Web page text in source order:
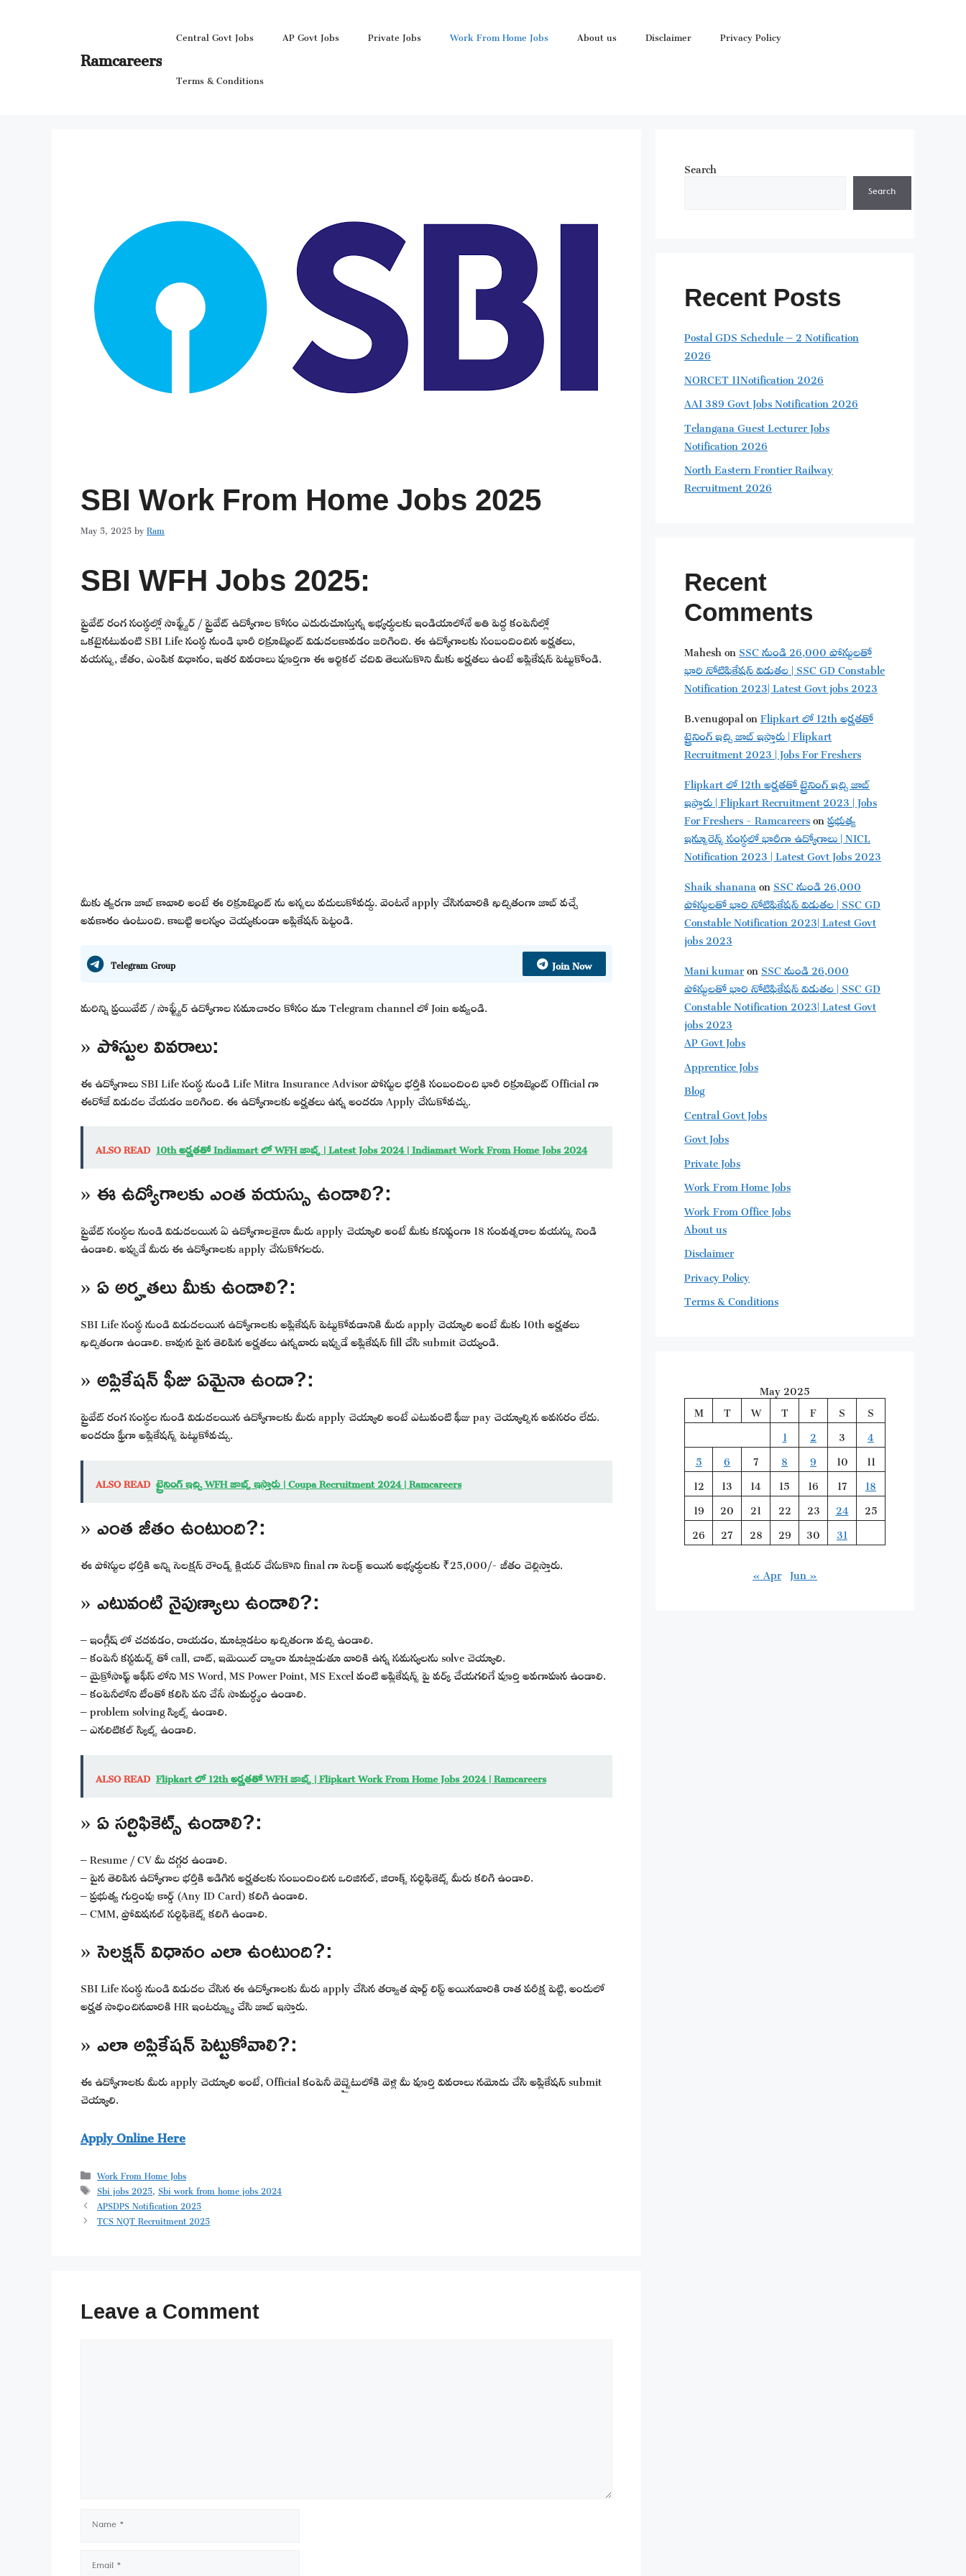
Ramcareers
Central Govt Jobs AP Govt Jobs Private Jobs Work From Home Jobs About us Disclaimer
Privacy Policy
Terms & Conditions
SBI Work From Home Jobs 2025
May 5, 2025byRam
SBI WFH Jobs 2025:
ప్రైవేట్ రంగ సంస్థల్లో సాఫ్ట్వేర్ / ప్రైవేట్ ఉద్యోగాల కోసం ఎదురుచూస్తున్న అభ్యర్థులకు ఇండియాలోనే అతి పెద్ద కంపెనీల్లో
ఒకటైనటువంటి SBI Life సంస్థ నుండి భారీ రిక్రూట్మెంట్ విడుదలకావడం జరిగింది. ఈ ఉద్యోగాలకు సంబందించిన అర్హతలు,
వయస్సు, జీతం, ఎంపిక విధానం, ఇతర వివరాలు పూర్తిగా ఈ ఆర్టికల్ చదివి తెలుసుకొని మీకు అర్హతలు ఉంటే అప్లికేషన్ పెట్టుకోండి.
మీకు త్వరగా జాబ్ కావాలి అంటే ఈ రిక్రూట్మెంట్ ను అస్సలు వదులుకోవద్దు. వెంటనే apply చేసినవారికి ఖచ్చితంగా జాబ్ వచ్చే
అవకాశం ఉంటుంది. కాబట్టి ఆలస్యం చెయ్యకుండా అప్లికేషన్ పెట్టండి.
Telegram Group Join Now
మరిన్ని ప్రయివేట్ / సాఫ్ట్వేర్ ఉద్యోగాల సమాచారం కోసం మా Telegram channel లో Join అవ్వండి.
» పోస్టుల వివరాలు:
ఈ ఉద్యోగాలు SBI Life సంస్థ నుండి Life Mitra Insurance Advisor పోస్టుల భర్తీకి సంబందించి భారీ రిక్రూట్మెంట్ Official గా
ఈరోజే విడుదల చేయడం జరిగింది. ఈ ఉద్యోగాలకు అర్హతలు ఉన్న అందరూ Apply చేసుకోవచ్చు.
ALSO READ 10th అర్హతతో Indiamart లో WFH జాబ్స్ | Latest Jobs 2024 | Indiamart Work From Home Jobs 2024
» ఈ ఉద్యోగాలకు ఎంత వయస్సు ఉండాలి?:
ప్రైవేట్ సంస్థల నుండి విడుదలయిన ఏ ఉద్యోగాలకైనా మీరు apply చెయ్యాలి అంటే మీకు కనిష్టంగా 18 సంవత్సరాల వయస్సు నిండి
ఉండాలి. అప్పుడే మీరు ఈ ఉద్యోగాలకు apply చేసుకోగలరు.
» ఏ అర్హతలు మీకు ఉండాలి?:
SBI Life సంస్థ నుండి విడుదలయిన ఉద్యోగాలకు అప్లికేషన్ పెట్టుకోవడానికి మీరు apply చెయ్యాలి అంటే మీకు 10th అర్హతలు
ఖచ్చితంగా ఉండాలి. కావున పైన తెలిపిన అర్హతలు ఉన్నవారు ఇప్పుడే అప్లికేషన్ fill చేసి submit చెయ్యండి.
» అప్లికేషన్ ఫీజు ఏమైనా ఉందా?:
ప్రైవేట్ రంగ సంస్థల నుండి విడుదలయిన ఉద్యోగాలకు మీరు apply చెయ్యాలి అంటే ఎటువంటి ఫీజు pay చెయ్యాల్సిన అవసరం లేదు.
అందరూ ఫ్రీగా అప్లికేషన్స్ పెట్టుకోవచ్చు.
ALSO READ ట్రైనింగ్ ఇచ్చి WFH జాబ్స్ ఇస్తారు | Coupa Recruitment 2024 | Ramcareers
» ఎంత జీతం ఉంటుంది?:
ఈ పోస్టుల భర్తీకి అన్ని సెలక్షన్ రౌండ్స్ క్లియర్ చేసుకొని final గా సెలక్ట్ అయిన అభ్యర్థులకు ₹25,000/- జీతం చెల్లిస్తారు.
» ఎటువంటి నైపుణ్యాలు ఉండాలి?:
– ఇంగ్లీష్ లో చదవడం, రాయడం, మాట్లాడటం ఖచ్చితంగా వచ్చి ఉండాలి.
– కంపెనీ కస్టమర్స్ తో call, చాట్, ఇమెయిల్ ద్వారా మాట్లాడుతూ వారికి ఉన్న సమస్యలను solve చెయ్యాలి.
– మైక్రోసాఫ్ట్ ఆఫీస్ లోని MS Word, MS Power Point, MS Excel వంటి అప్లికేషన్స్ పై వర్క్ చేయగలిగే పూర్తి అవగాహన ఉండాలి.
– కంపెనీలోని టీంతో కలిసి పని చేసే సామర్ధ్యం ఉండాలి.
– problem solving స్కిల్స్ ఉండాలి.
– ఎనలిటికల్ స్కిల్స్ ఉండాలి.
ALSO READ Flipkart లో 12th అర్హతతో WFH జాబ్స్ | Flipkart Work From Home Jobs 2024 | Ramcareers
» ఏ సర్టిఫికెట్స్ ఉండాలి?:
– Resume / CV మీ దగ్గర ఉండాలి.
– పైన తెలిపిన ఉద్యోగాల భర్తీకి అడిగిన అర్హతలకు సంబందించిన ఒరిజినల్, జిరాక్స్ సర్టిఫికెట్స్ మీరు కలిగి ఉండాలి.
– ప్రభుత్వ గుర్తింపు కార్డ్ (Any ID Card) కలిగి ఉండాలి.
– CMM, ప్రోవిషనల్ సర్టిఫికెట్స్ కలిగి ఉండాలి.
» సెలక్షన్ విధానం ఎలా ఉంటుంది?:
SBI Life సంస్థ నుండి విడుదల చేసిన ఈ ఉద్యోగాలకు మీరు apply చేసిన తర్వాత షార్ట్ లిస్ట్ అయినవారికి రాత పరీక్ష పెట్టి, అందులో
అర్హత సాధించినవారికి HR ఇంటర్వ్యూ చేసి జాబ్ ఇస్తారు.
» ఎలా అప్లికేషన్ పెట్టుకోవాలి?:
ఈ ఉద్యోగాలకు మీరు apply చెయ్యాలి అంటే, Official కంపెనీ వెబ్సైటులోకి వెళ్లి మీ పూర్తి వివరాలు నమోదు చేసి అప్లికేషన్ submit
చెయ్యాలి.
Apply Online Here
Categories
Work From Home Jobs
Tags
Sbi jobs 2025,Sbi work from home jobs 2024
APSDPS Notification 2025
TCS NQT Recruitment 2025
Leave a Comment
Name
Email
Search
Search
Recent Posts
Postal GDS Schedule – 2 Notification
2026
NORCET 11Notification 2026
AAI 389 Govt Jobs Notification 2026
Telangana Guest Lecturer Jobs
Notification 2026
North Eastern Frontier Railway
Recruitment 2026
Recent
Comments
MaheshonSSC నుండి 26,000 పోస్టులతో
భారి నోటిఫికేషన్ విడుతల | SSC GD Constable
Notification 2023| Latest Govt jobs 2023
B.venugopalonFlipkart లో 12th అర్హతతో
ట్రైనింగ్ ఇచ్చి జాబ్ ఇస్తారు | Flipkart
Recruitment 2023 | Jobs For Freshers
Flipkart లో 12th అర్హతతో ట్రైనింగ్ ఇచ్చి జాబ్
ఇస్తారు | Flipkart Recruitment 2023 | Jobs
For Freshers - Ramcareersonప్రభుత్వ
ఇన్సూరెన్స్ సంస్థలో భారీగా ఉద్యోగాలు | NICL
Notification 2023 | Latest Govt Jobs 2023
Shaik shananaonSSC నుండి 26,000
పోస్టులతో భారి నోటిఫికేషన్ విడుతల | SSC GD
Constable Notification 2023| Latest Govt
jobs 2023
Mani kumaronSSC నుండి 26,000
పోస్టులతో భారి నోటిఫికేషన్ విడుతల | SSC GD
Constable Notification 2023| Latest Govt
jobs 2023
AP Govt Jobs
Apprentice Jobs
Blog
Central Govt Jobs
Govt Jobs
Private Jobs
Work From Home Jobs
Work From Office Jobs
About us
Disclaimer
Privacy Policy
Terms & Conditions
May 2025
M
T W T F S
S
1
2 3
4
5
6 7 8 9 10
11
12
13 14 15 16 17
18
19
20 21 22 23 24
25
26
27 28 29 30
31
« Apr Jun »